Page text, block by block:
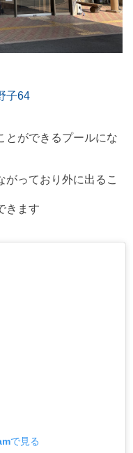
子64
とができるプールにな
がっており外に出るこ
きます
で見る